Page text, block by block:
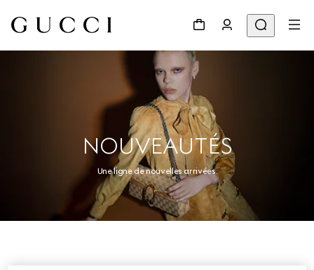
NOUVEAUTÉS
Une ligne de nouvelles arrivées.